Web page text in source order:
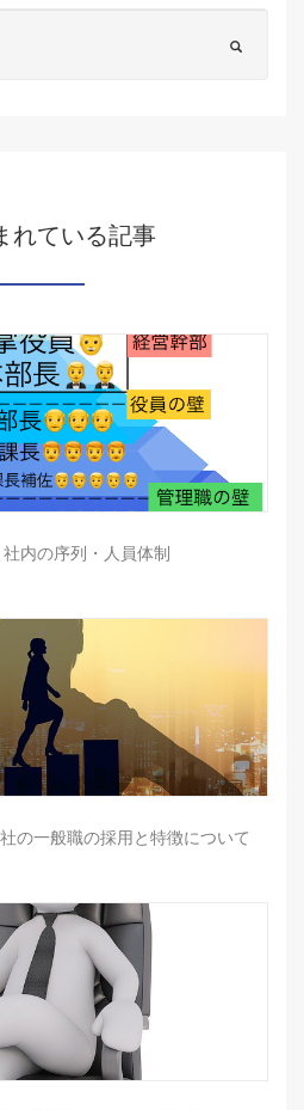
れている記事
社内の序列・人員体制
の一般職の採用と特徴について